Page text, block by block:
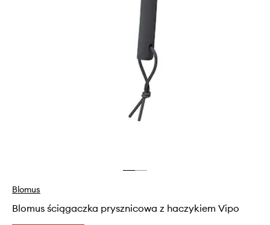
Blomus
Blomus ściągaczka prysznicowa z haczykiem Vipo